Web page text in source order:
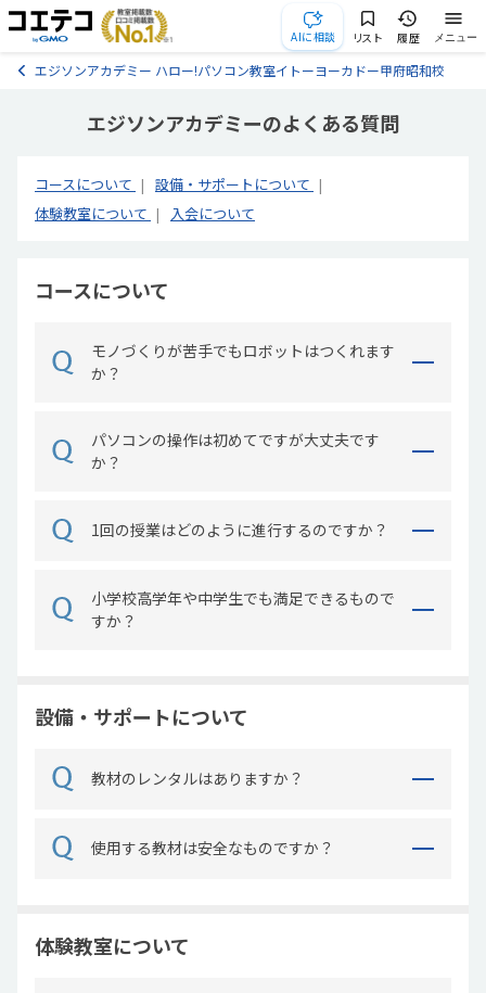
AIに相談 リスト 履歴 メニュー
エジソンアカデミー ハロー!パソコン教室イトーヨーカドー甲府昭和校
エジソンアカデミーのよくある質問
コースについて
設備・サポートについて
体験教室について
入会について
コースについて
モノづくりが苦手でもロボットはつくれます
か？
パソコンの操作は初めてですが大丈夫です
か？
1回の授業はどのように進行するのですか？
小学校高学年や中学生でも満足できるもので
すか？
設備・サポートについて
教材のレンタルはありますか？
使用する教材は安全なものですか？
体験教室について